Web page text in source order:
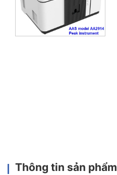
Thông tin sản phẩm